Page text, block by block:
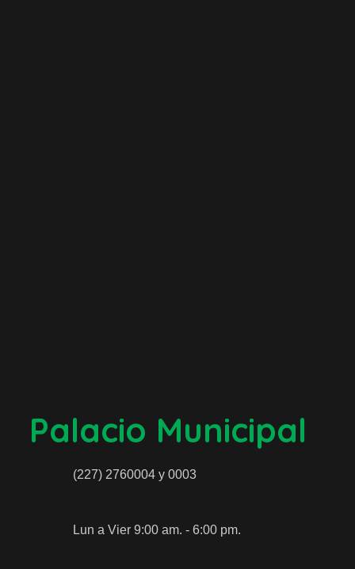
Palacio Municipal
(227) 2760004 y 0003
Lun a Vier 9:00 am. - 6:00 pm.